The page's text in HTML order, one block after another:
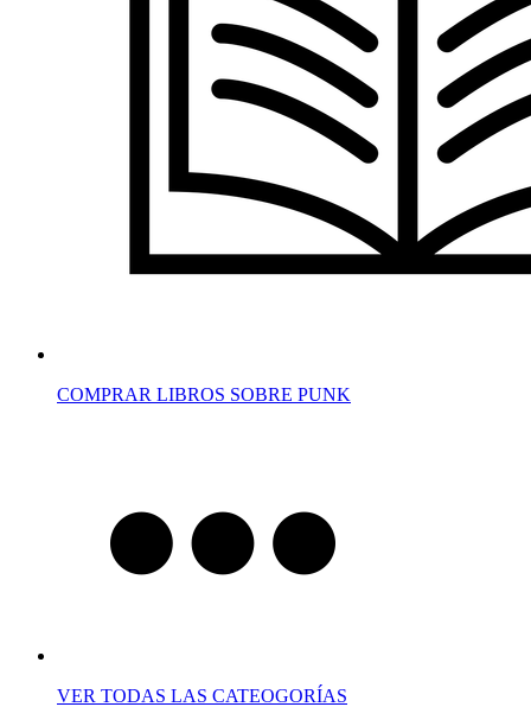
COMPRAR LIBROS SOBRE PUNK
VER TODAS LAS CATEOGORÍAS